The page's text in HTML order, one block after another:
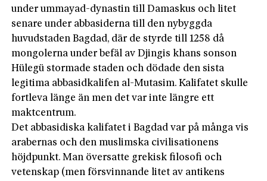
under ummayad-dynastin till Damaskus och litet
senare under abbasiderna till den nybyggda
huvudstaden Bagdad, där de styrde till 1258 då
mongolerna under befäl av Djingis khans sonson
Hülegü stormade staden och dödade den sista
legitima abbasidkalifen al-Mutasim. Kalifatet skulle
fortleva länge än men det var inte längre ett
maktcentrum.
Det abbasidiska kalifatet i Bagdad var på många vis
arabernas och den muslimska civilisationens
höjdpunkt. Man översatte grekisk filosofi och
vetenskap (men försvinnande litet av antikens